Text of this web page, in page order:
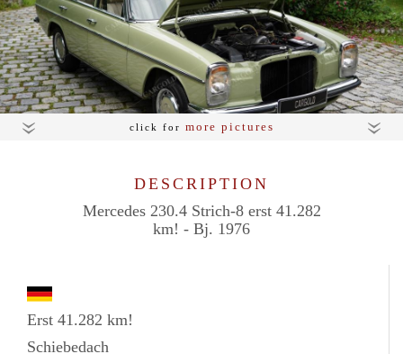
click for more pictures
DESCRIPTION
Mercedes 230.4 Strich-8 erst 41.282
km! - Bj. 1976
Erst 41.282 km!
Schiebedach